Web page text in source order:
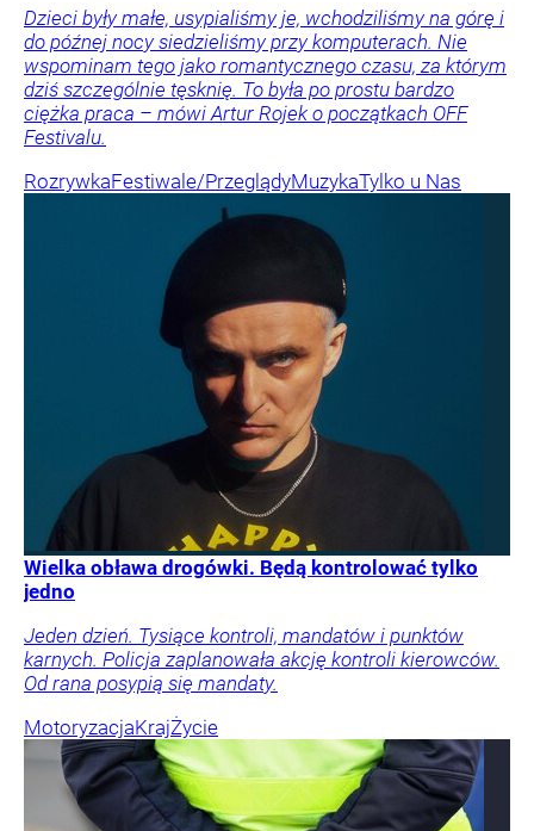
Dzieci były małe, usypialiśmy je, wchodziliśmy na górę i
do późnej nocy siedzieliśmy przy komputerach. Nie
wspominam tego jako romantycznego czasu, za którym
dziś szczególnie tęsknię. To była po prostu bardzo
ciężka praca – mówi Artur Rojek o początkach OFF
Festivalu.
RozrywkaFestiwale/PrzeglądyMuzykaTylko u Nas
Wielka obława drogówki. Będą kontrolować tylko
jedno
Jeden dzień. Tysiące kontroli, mandatów i punktów
karnych. Policja zaplanowała akcję kontroli kierowców.
Od rana posypią się mandaty.
MotoryzacjaKrajŻycie